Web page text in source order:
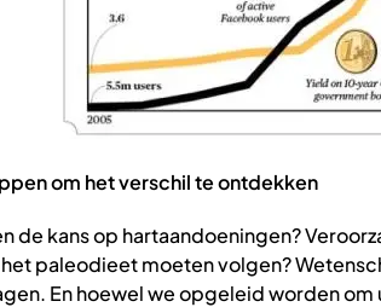
om het verschil te ontdekken
de kans op hartaandoeningen?
het paleodieet moeten volgen?
En hoewel we opgeleid worden